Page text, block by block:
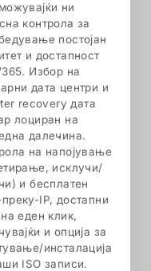
ни
контрола за
постојан
и достапност
Избор на
дата центри и
recovery дата
лоциран на
далечина.
на напојување
исклучи/
и бесплатен
IP, достапни
еден клик,
и опција за
инсталација
ISO записи.